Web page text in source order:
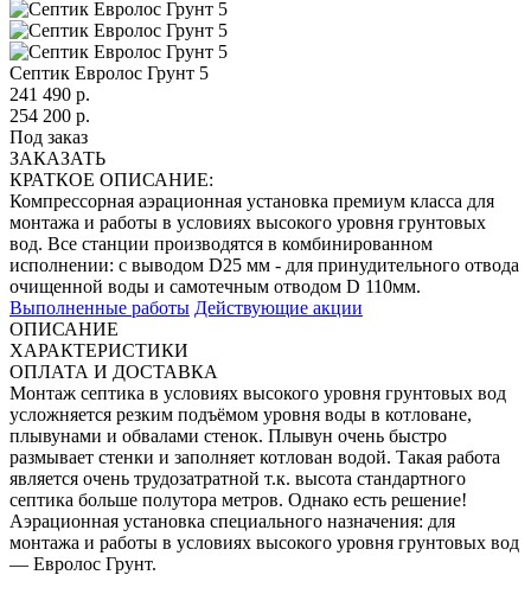
Септик Евролос Грунт 5
241 490 р.
254 200 р.
Под заказ
ЗАКАЗАТЬ
КРАТКОЕ ОПИСАНИЕ:
Компрессорная аэрационная установка премиум класса для
монтажа и работы в условиях высокого уровня грунтовых
вод. Все станции производятся в комбинированном
исполнении: с выводом D25 мм - для принудительного отвода
очищенной воды и самотечным отводом D 110мм.
Выполненные работы Действующие акции
ОПИСАНИЕ
ХАРАКТЕРИСТИКИ
ОПЛАТА И ДОСТАВКА
Монтаж септика в условиях высокого уровня грунтовых вод
усложняется резким подъёмом уровня воды в котловане,
плывунами и обвалами стенок. Плывун очень быстро
размывает стенки и заполняет котлован водой. Такая работа
является очень трудозатратной т.к. высота стандартного
септика больше полутора метров. Однако есть решение!
Аэрационная установка специального назначения: для
монтажа и работы в условиях высокого уровня грунтовых вод
— Евролос Грунт.